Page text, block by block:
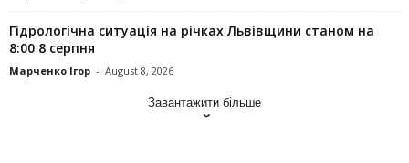
Гідрологічна ситуація на річках Львівщини станом на
8:00 8 серпня
Марченко Ігор - August 8, 2026
Завантажити більше